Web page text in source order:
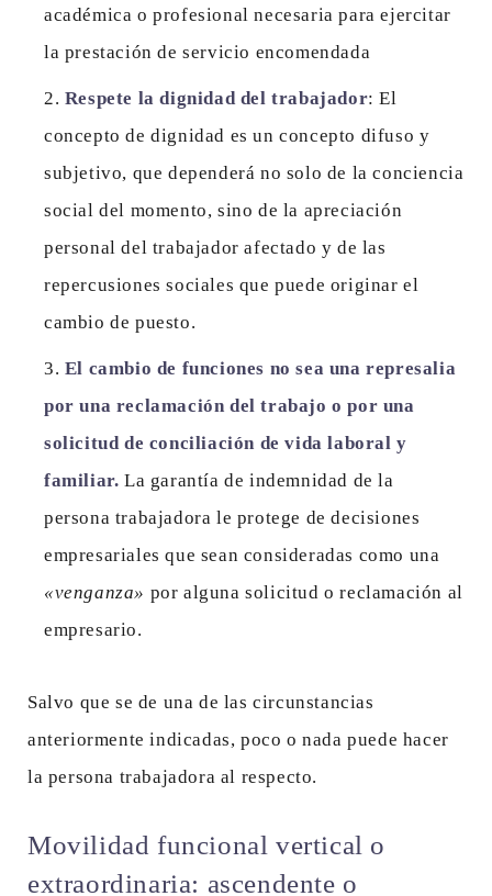
académica o profesional necesaria para ejercitar
la prestación de servicio encomendada
Respete la dignidad del trabajador: El
concepto de dignidad es un concepto difuso y
subjetivo, que dependerá no solo de la conciencia
social del momento, sino de la apreciación
personal del trabajador afectado y de las
repercusiones sociales que puede originar el
cambio de puesto.
El cambio de funciones no sea una represalia
por una reclamación del trabajo o por una
solicitud de conciliación de vida laboral y
familiar. La garantía de indemnidad de la
persona trabajadora le protege de decisiones
empresariales que sean consideradas como una
«venganza» por alguna solicitud o reclamación al
empresario.
Salvo que se de una de las circunstancias
anteriormente indicadas, poco o nada puede hacer
la persona trabajadora al respecto.
Movilidad funcional vertical o
extraordinaria: ascendente o